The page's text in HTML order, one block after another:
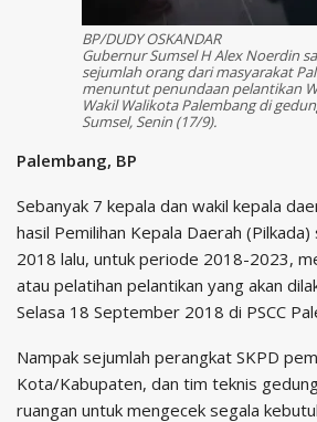
BP/DUDY OSKANDAR
Gubernur Sumsel H Alex Noerdin
sejumlah orang dari masyarakat
menuntut penundaan pelantikan
Wakil Walikota Palembang di
Sumsel, Senin (17/9).
Palembang, BP
Sebanyak 7 kepala dan wakil kepala
hasil Pemilihan Kepala Daerah
2018 lalu, untuk periode 2018-2023,
atau pelatihan pelantikan yang akan
Selasa 18 September 2018 di PSCC
Nampak sejumlah perangkat SKPD
Kota/Kabupaten, dan tim teknis
ruangan untuk mengecek segala